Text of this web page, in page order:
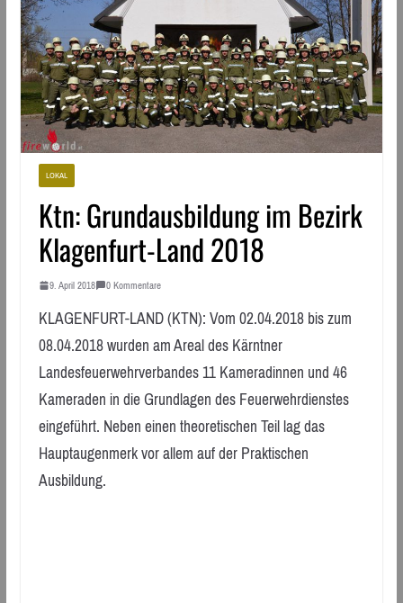
LOKAL
Ktn: Grundausbildung im Bezirk
Klagenfurt-Land 2018
9. April 2018 0 Kommentare
KLAGENFURT-LAND (KTN): Vom 02.04.2018 bis zum
08.04.2018 wurden am Areal des Kärntner
Landesfeuerwehrverbandes 11 Kameradinnen und 46
Kameraden in die Grundlagen des Feuerwehrdienstes
eingeführt. Neben einen theoretischen Teil lag das
Hauptaugenmerk vor allem auf der Praktischen
Ausbildung.